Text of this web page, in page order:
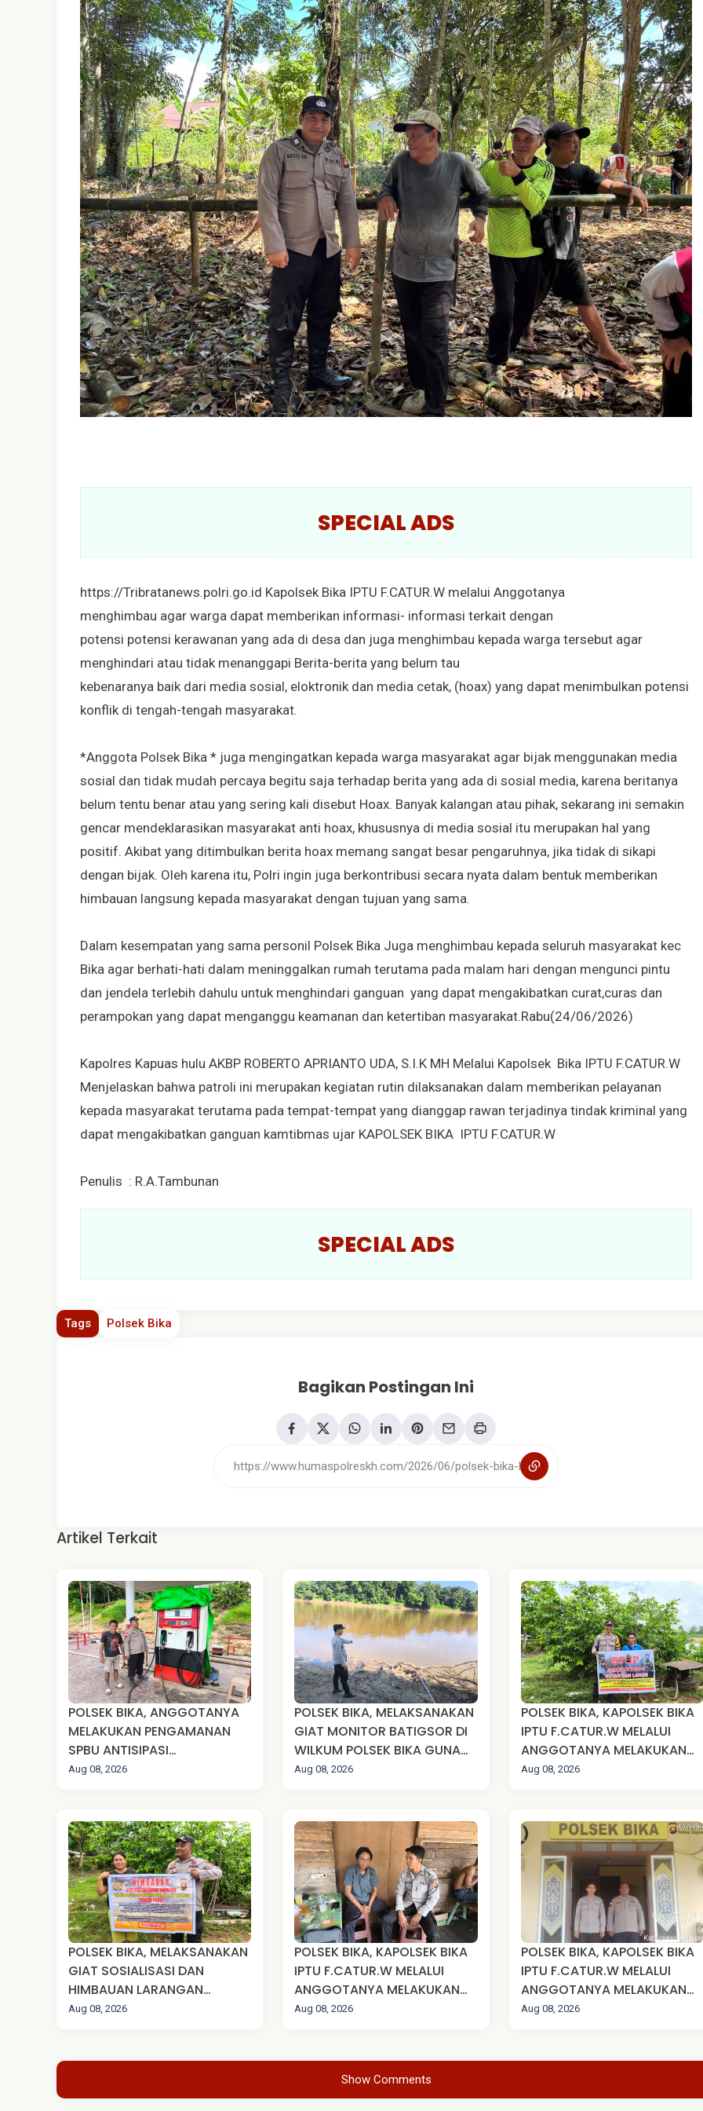
SPECIAL ADS
https://Tribratanews.polri.go.id Kapolsek Bika IPTU F.CATUR.W melalui Anggotanya
menghimbau agar warga dapat memberikan informasi- informasi terkait dengan
potensi potensi kerawanan yang ada di desa dan juga menghimbau kepada warga tersebut agar
menghindari atau tidak menanggapi Berita-berita yang belum tau
kebenaranya baik dari media sosial, eloktronik dan media cetak, (hoax) yang dapat menimbulkan potensi
konflik di tengah-tengah masyarakat.
*Anggota Polsek Bika * juga mengingatkan kepada warga masyarakat agar bijak menggunakan media
sosial dan tidak mudah percaya begitu saja terhadap berita yang ada di sosial media, karena beritanya
belum tentu benar atau yang sering kali disebut Hoax. Banyak kalangan atau pihak, sekarang ini semakin
gencar mendeklarasikan masyarakat anti hoax, khususnya di media sosial itu merupakan hal yang
positif. Akibat yang ditimbulkan berita hoax memang sangat besar pengaruhnya, jika tidak di sikapi
dengan bijak. Oleh karena itu, Polri ingin juga berkontribusi secara nyata dalam bentuk memberikan
himbauan langsung kepada masyarakat dengan tujuan yang sama.
Dalam kesempatan yang sama personil Polsek Bika Juga menghimbau kepada seluruh masyarakat kec
Bika agar berhati-hati dalam meninggalkan rumah terutama pada malam hari dengan mengunci pintu
dan jendela terlebih dahulu untuk menghindari ganguan yang dapat mengakibatkan curat,curas dan
perampokan yang dapat menganggu keamanan dan ketertiban masyarakat.Rabu(24/06/2026)
Kapolres Kapuas hulu AKBP ROBERTO APRIANTO UDA, S.I.K MH Melalui Kapolsek Bika IPTU F.CATUR.W
Menjelaskan bahwa patroli ini merupakan kegiatan rutin dilaksanakan dalam memberikan pelayanan
kepada masyarakat terutama pada tempat-tempat yang dianggap rawan terjadinya tindak kriminal yang
dapat mengakibatkan ganguan kamtibmas ujar KAPOLSEK BIKA IPTU F.CATUR.W
Penulis : R.A.Tambunan
SPECIAL ADS
Tags Polsek Bika
Bagikan Postingan Ini
Artikel Terkait
POLSEK BIKA, ANGGOTANYA
MELAKUKAN PENGAMANAN
SPBU ANTISIPASI
PENYALAHGUNAAN BBM SPBB
Aug 08, 2026
POLSEK BIKA, MELAKSANAKAN
GIAT MONITOR BATIGSOR DI
WILKUM POLSEK BIKA GUNA
MENGETAHUI KONDISI DEBIT
Aug 08, 2026
POLSEK BIKA, KAPOLSEK BIKA
IPTU F.CATUR.W MELALUI
ANGGOTANYA MELAKUKAN
KEGIATAN SOSUALISASI
Aug 08, 2026
POLSEK BIKA, MELAKSANAKAN
GIAT SOSIALISASI DAN
HIMBAUAN LARANGAN
PERTABANGAN EMAS TANPA
Aug 08, 2026
POLSEK BIKA, KAPOLSEK BIKA
IPTU F.CATUR.W MELALUI
ANGGOTANYA MELAKUKAN
KEGIATAN PATROLI
Aug 08, 2026
POLSEK BIKA, KAPOLSEK BIKA
IPTU F.CATUR.W MELALUI
ANGGOTANYA MELAKUKAN
SISPAM MAKO
Aug 08, 2026
Show Comments